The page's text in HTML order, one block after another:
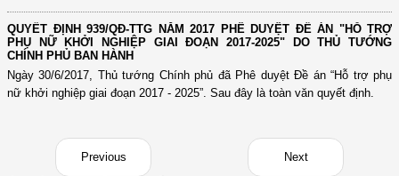
QUYẾT ĐỊNH 939/QĐ-TTG NĂM 2017 PHÊ DUYỆT ĐỀ ÁN "HỖ TRỢ
PHỤ NỮ KHỞI NGHIỆP GIAI ĐOẠN 2017-2025" DO THỦ TƯỚNG
CHÍNH PHỦ BAN HÀNH
Ngày 30/6/2017, Thủ tướng Chính phủ đã Phê duyệt Đề án “Hỗ trợ phụ
nữ khởi nghiệp giai đoạn 2017 - 2025”. Sau đây là toàn văn quyết định.
Previous Next